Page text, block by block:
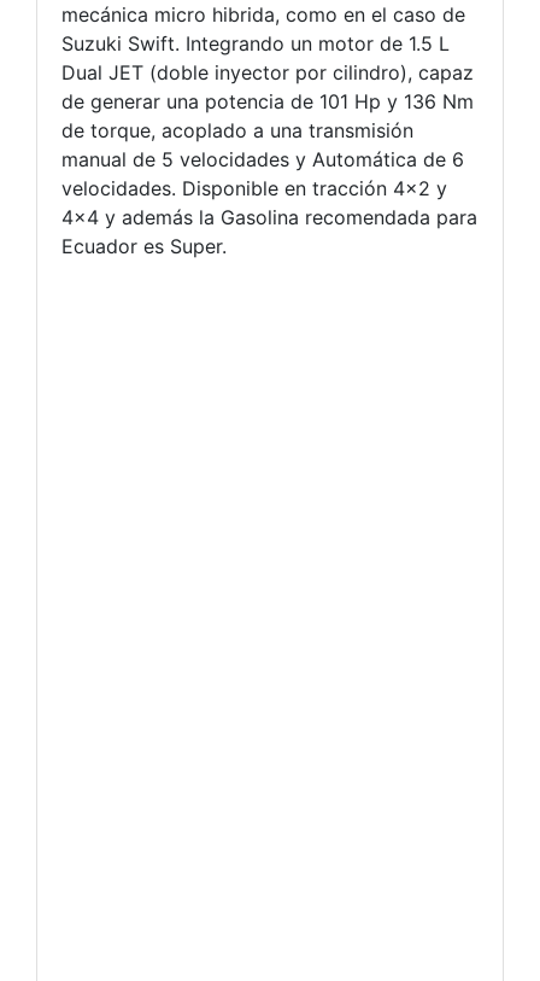
mecánica micro hibrida, como en el caso de
Suzuki Swift. Integrando un motor de 1.5 L
Dual JET (doble inyector por cilindro), capaz
de generar una potencia de 101 Hp y 136 Nm
de torque, acoplado a una transmisión
manual de 5 velocidades y Automática de 6
velocidades. Disponible en tracción 4×2 y
4×4 y además la Gasolina recomendada para
Ecuador es Super.